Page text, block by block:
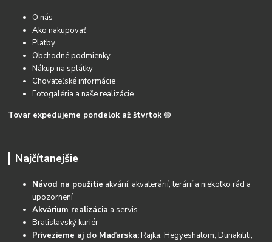
O nás
Ako nakupovať
Platby
Obchodné podmienky
Nákup na splátky
Chovateľské informácie
Fotogaléria a naše realizácie
Tovar expedujeme pondelok až štvrtok 🟢
Najčítanejšie
Návod na použitie akvárií, akvaterárií, terárií a niekoľko rád a
upozornení
Akvárium realizácia a servis
Bratislavský kuriér
Privezieme aj do Maďarska:Rajka, Hegyeshalom, Dunakiliti,